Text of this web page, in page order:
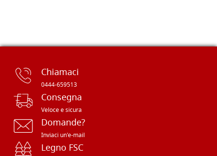
Chiamaci
0444-659513
Consegna
Veloce e sicura
Domande?
Inviaci un'e-mail
Legno FSC